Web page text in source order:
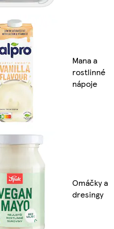
Mana a
rostlinné
nápoje
Omáčky a
dresingy